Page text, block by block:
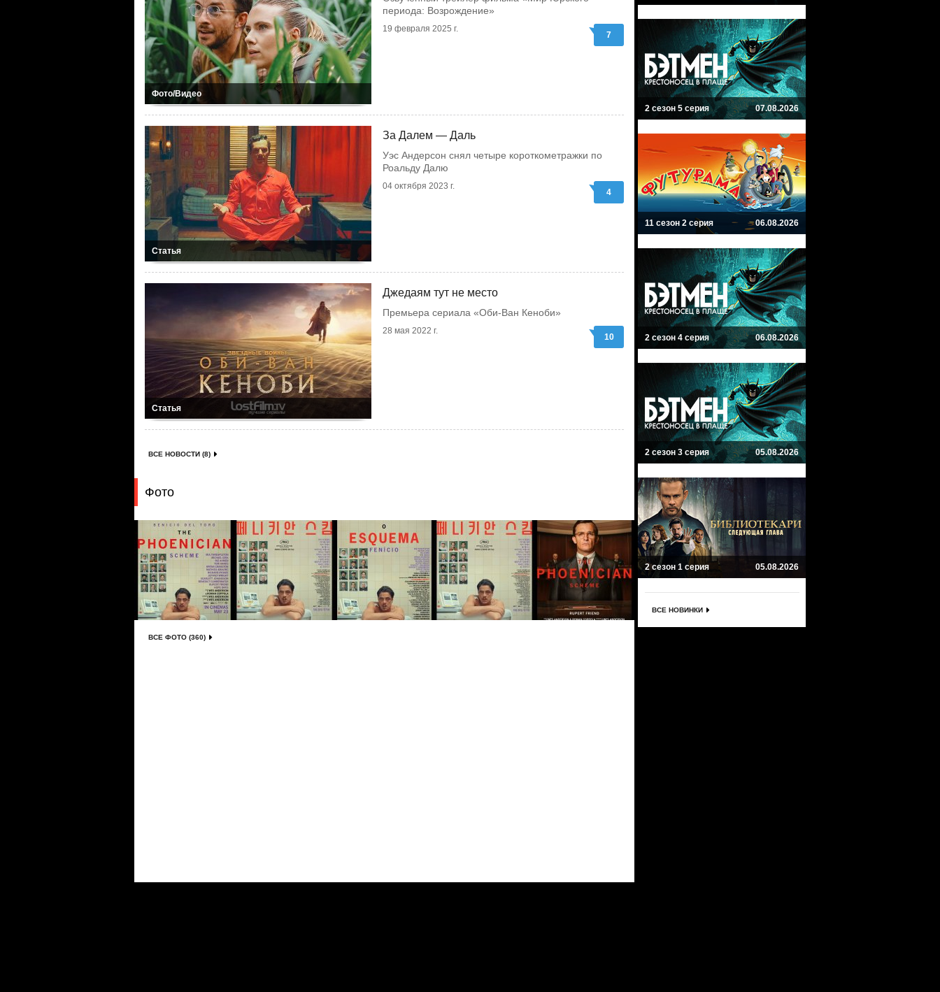
Фото/Видео
периода: Возрождение»
19 февраля 2025 г.
7
Статья
За Далем — Даль
Уэс Андерсон снял четыре короткометражки по
Роальду Далю
04 октября 2023 г.
4
Статья
Джедаям тут не место
Премьера сериала «Оби-Ван Кеноби»
28 мая 2022 г.
10
ВСЕ НОВОСТИ (8)
Фото
ВСЕ ФОТО (360)
2 сезон 5 серия 07.08.2026
11 сезон 2 серия 06.08.2026
2 сезон 4 серия 06.08.2026
2 сезон 3 серия 05.08.2026
2 сезон 1 серия 05.08.2026
ВСЕ НОВИНКИ